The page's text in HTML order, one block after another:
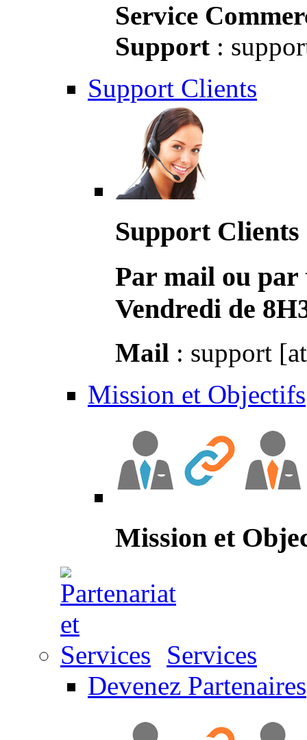
Service
Support :
Support Clients
Support Clients
Par mail ou par
Vendredi de
Mail : support
Mission et Objectifs
Mission et
Services
Devenez Partenaires